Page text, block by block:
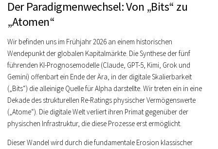
Der Paradigmenwechsel: Von „Bits“ zu
„Atomen“
Wir befinden uns im Frühjahr 2026 an einem historischen
Wendepunkt der globalen Kapitalmärkte. Die Synthese der fünf
führenden KI-Prognosemodelle (Claude, GPT-5, Kimi, Grok und
Gemini) offenbart ein Ende der Ära, in der digitale Skalierbarkeit
(„Bits“) die alleinige Quelle für Alpha darstellte. Wir treten ein in eine
Dekade des strukturellen Re-Ratings physischer Vermögenswerte
(„Atome“). Die digitale Welt verliert ihren Primat gegenüber der
physischen Infrastruktur, die diese Prozesse erst ermöglicht.
Dieser Wandel wird durch die fundamentale Erosion klassischer